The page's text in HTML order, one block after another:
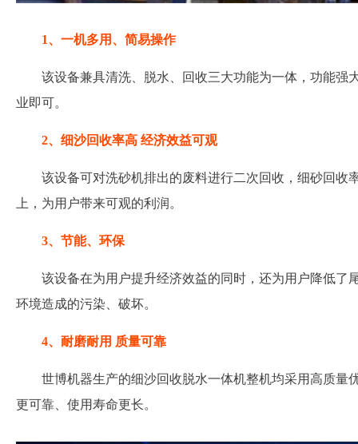
1、一机多用、简易操作
该设备兼具清洗、脱水、回收三大功能为一体，功能强
业即可。
2、细沙回收率高 经济效益可观
该设备可对洗砂机排出的废料进行二次回收，细砂回收
上，为用户带来可观的利润。
3、节能、环保
该设备在为用户提升经济效益的同时，还为用户降低了
环境造成的污染、破坏。
4、耐磨耐用 质量可靠
世博机器生产的细沙回收脱水一体机整机均采用高质量
更可靠、使用寿命更长。